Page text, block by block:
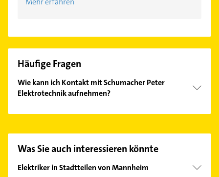
Häufige Fragen
Wie kann ich Kontakt mit Schumacher Peter
Elektrotechnik aufnehmen?
finden Sie alleKontaktdaten.
Was Sie auch interessieren könnte
Elektriker in Stadtteilen von Mannheim